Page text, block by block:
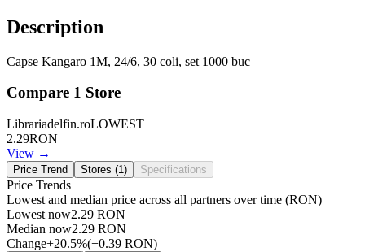
Description
Capse Kangaro 1M, 24/6, 30 coli, set 1000 buc
Compare 1 Store
Librariadelfin.roLOWEST
2.29RON
View →
Price Trend Stores (1) Specifications
Price Trends
Lowest and median price across all partners over time (RON)
Lowest now2.29 RON
Median now2.29 RON
Change+20.5%(+0.39 RON)